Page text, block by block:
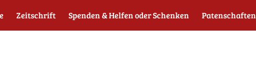
Zeitschrift Spenden & Helfen oder Schenken Patenschaften